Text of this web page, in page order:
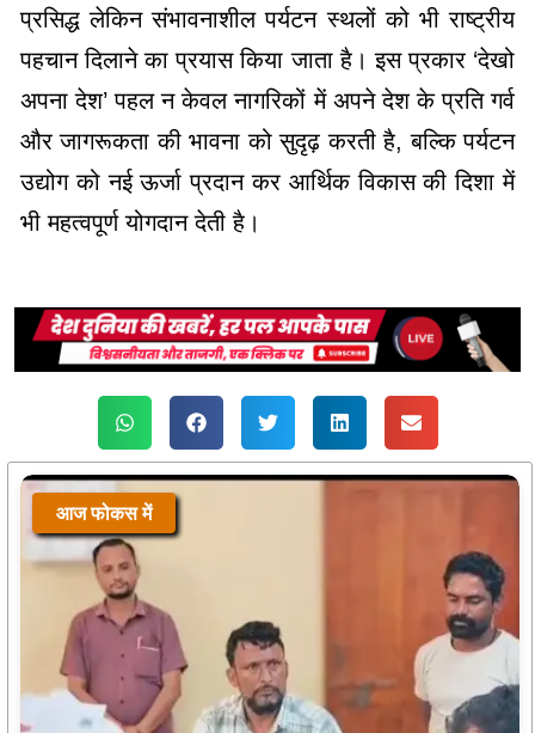
प्रसिद्ध लेकिन संभावनाशील पर्यटन स्थलों को भी राष्ट्रीय
पहचान दिलाने का प्रयास किया जाता है। इस प्रकार ‘देखो
अपना देश’ पहल न केवल नागरिकों में अपने देश के प्रति गर्व
और जागरूकता की भावना को सुदृढ़ करती है, बल्कि पर्यटन
उद्योग को नई ऊर्जा प्रदान कर आर्थिक विकास की दिशा में
भी महत्वपूर्ण योगदान देती है।
आज फोकस में